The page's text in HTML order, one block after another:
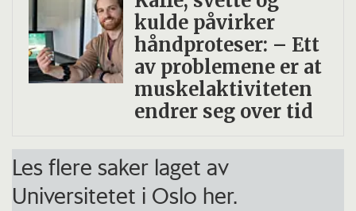
kulde påvirker
håndproteser: – Ett
av problemene er at
muskelaktiviteten
endrer seg over tid
Les flere saker laget av
Universitetet i Oslo her.